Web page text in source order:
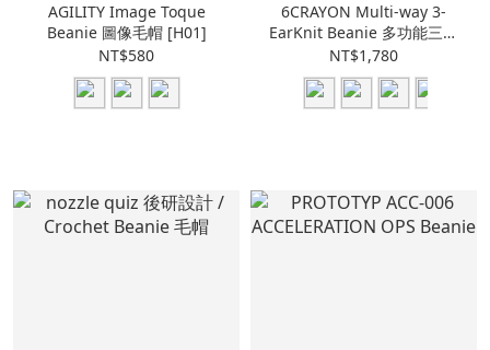
AGILITY Image Toque
Beanie 圖像毛帽 [H01]
NT$580
6CRAYON Multi-way 3-
EarKnit Beanie 多功能三耳
毛帽
NT$1,780